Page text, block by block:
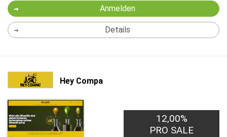
Anmelden
Details
Hey Compa
12,00%
PRO SALE